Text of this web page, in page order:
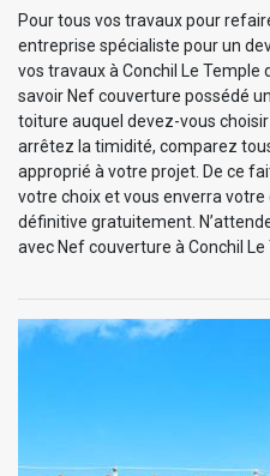
Pour tous vos travaux pour
entreprise spécialiste pour un
vos travaux à Conchil Le Temple
savoir Nef couverture possédé
toiture auquel devez-vous
arrêtez la timidité, comparez
approprié à votre projet. De ce
votre choix et vous enverra
définitive gratuitement.
avec Nef couverture à Conchil Le